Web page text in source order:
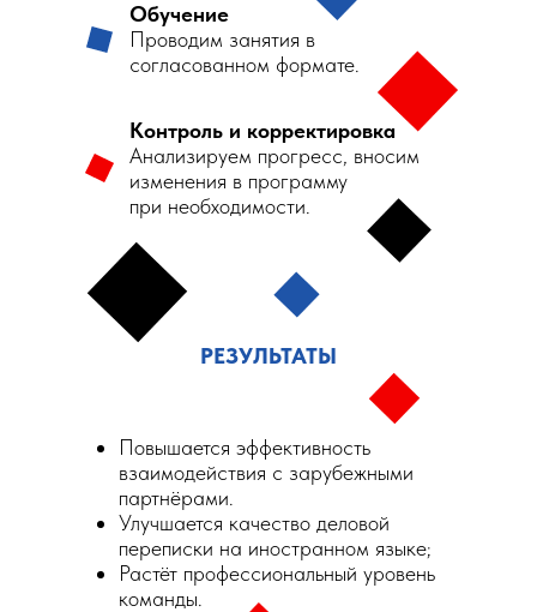
Повышается эффективность
взаимодействия с зарубежными
партнёрами.
Улучшается качество деловой
переписки на иностранном языке;
Растёт профессиональный уровень
команды.
Обучение
Проводим занятия в
согласованном формате.
Контроль и корректировка
Анализируем прогресс, вносим
изменения в программу
при необходимости.
РЕЗУЛЬТАТЫ